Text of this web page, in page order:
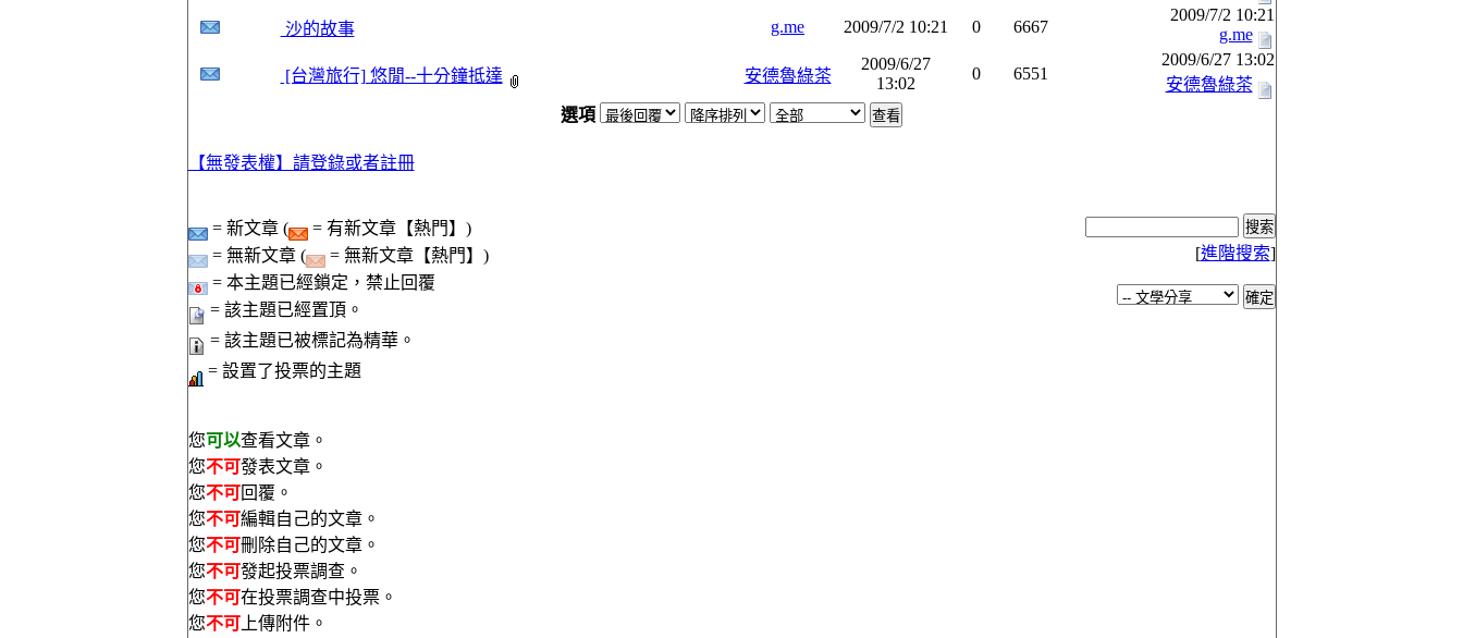
沙的故事 g.me 2009/7/2 10:21 0 6667
2009/7/2 10:21
g.me
[台灣旅行] 悠閒--十分鐘抵達 安德魯綠茶
2009/6/27
13:02
0 6551
2009/6/27 13:02
安德魯綠茶
選項
【無發表權】請登錄或者註冊
= 新文章 (
= 有新文章【熱門】)
= 無新文章 (
= 無新文章【熱門】)
= 本主題已經鎖定，禁止回覆
= 該主題已經置頂。
= 該主題已被標記為精華。
= 設置了投票的主題
[進階搜索]
您可以查看文章。
您不可發表文章。
您不可回覆。
您不可編輯自己的文章。
您不可刪除自己的文章。
您不可發起投票調查。
您不可在投票調查中投票。
您不可上傳附件。